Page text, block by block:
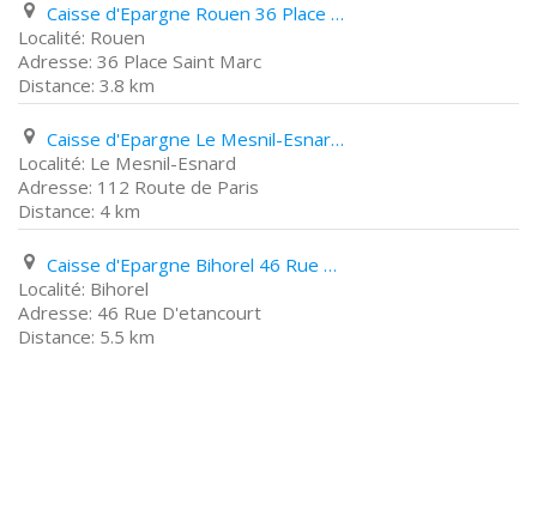
Caisse d'Epargne Rouen 36 Place Saint Marc
Rouen
36 Place Saint Marc
3.8 km
Caisse d'Epargne Le Mesnil-Esnard 112 Route de Paris
Le Mesnil-Esnard
112 Route de Paris
4 km
Caisse d'Epargne Bihorel 46 Rue D'etancourt
Bihorel
46 Rue D'etancourt
5.5 km